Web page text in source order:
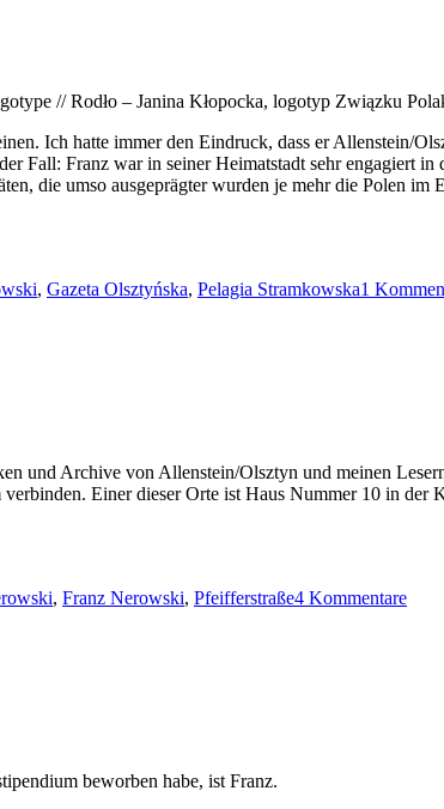
// Rodło – Janina Kłopocka, logotyp Związku
Ich hatte immer den Eindruck, dass er
Fall: Franz war in seiner Heimatstadt sehr engagiert
die umso ausgeprägter wurden je mehr die Polen
, Gazeta Olsztyńska, Pelagia Stramkowska1
und Archive von Allenstein/Olsztyn und meinen
Einer dieser Orte ist Haus Nummer 10 in der
, Franz Nerowski, Pfeifferstraße4 Kommentare
beworben habe, ist Franz.